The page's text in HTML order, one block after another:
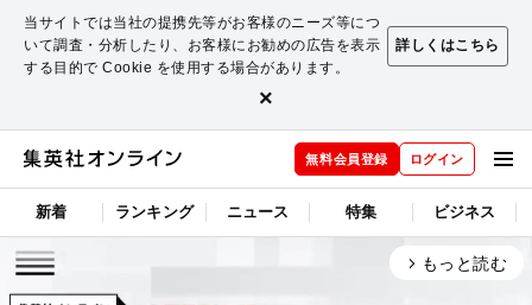
当サイトでは当社の提携先等がお客様のニーズ等につ
いて調査・分析したり、お客様にお勧めの広告を表示
する目的で Cookie を使用する場合があります。
詳しくはこちら
×
無料会員登録 ログイン
新着 ランキング ニュース 特集 ビジネス
arrow_forward_ios もっと読む